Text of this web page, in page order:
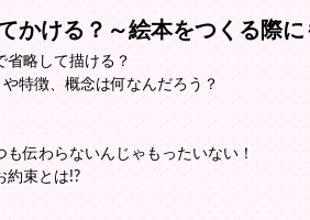
かける？～絵本をつくる際
省略して描ける？
特徴、概念は何なんだろう？
も伝わらないんじゃもったいない！
約束とは!?